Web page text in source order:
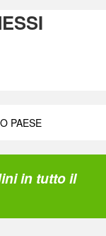
PAESE
in tutto il